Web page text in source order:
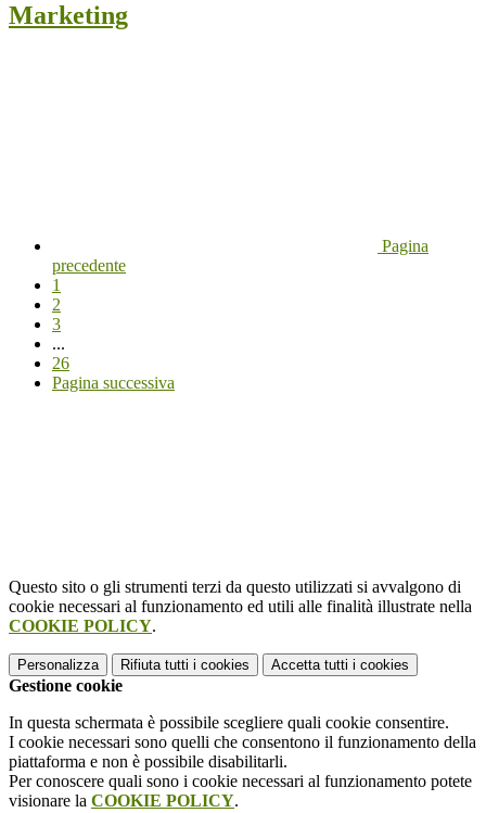
Marketing
Pagina
precedente
1
2
3
...
26
Pagina successiva
Questo sito o gli strumenti terzi da questo utilizzati si avvalgono di
cookie necessari al funzionamento ed utili alle finalità illustrate nella
COOKIE POLICY.
Personalizza Rifiuta tutti i cookies Accetta tutti i cookies
Gestione cookie
In questa schermata è possibile scegliere quali cookie consentire.
I cookie necessari sono quelli che consentono il funzionamento della
piattaforma e non è possibile disabilitarli.
Per conoscere quali sono i cookie necessari al funzionamento potete
visionare la COOKIE POLICY.